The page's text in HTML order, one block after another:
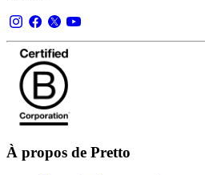
À propos de Pretto